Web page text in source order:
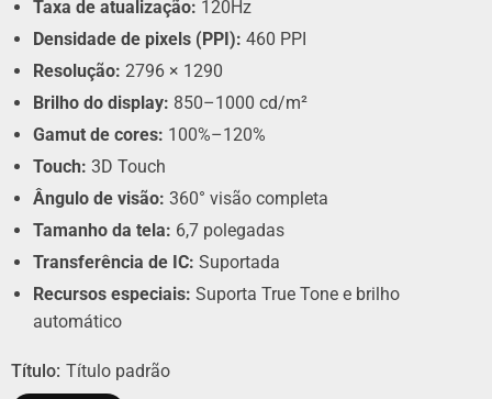
Taxa de atualização: 120Hz
Densidade de pixels (PPI): 460 PPI
Resolução: 2796 × 1290
Brilho do display: 850–1000 cd/m²
Gamut de cores: 100%–120%
Touch: 3D Touch
Ângulo de visão: 360° visão completa
Tamanho da tela: 6,7 polegadas
Transferência de IC: Suportada
Recursos especiais: Suporta True Tone e brilho
automático
Título: Título padrão